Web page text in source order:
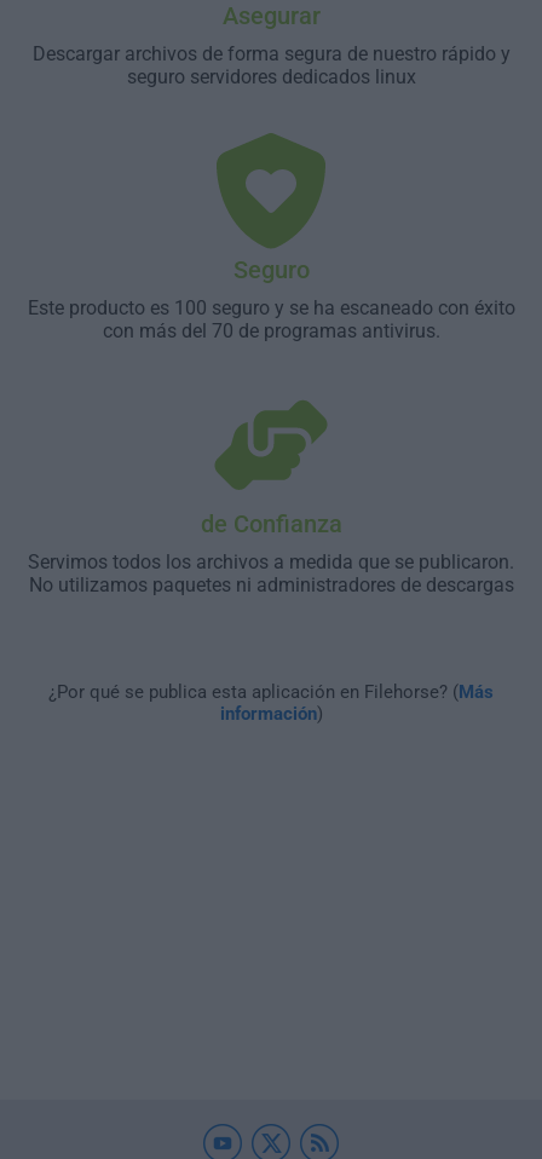
Asegurar
Descargar archivos de forma segura de nuestro rápido y
seguro servidores dedicados linux
Seguro
Este producto es 100 seguro y se ha escaneado con éxito
con más del 70 de programas antivirus.
de Confianza
Servimos todos los archivos a medida que se publicaron.
No utilizamos paquetes ni administradores de descargas
¿Por qué se publica esta aplicación en Filehorse? (Más
información)